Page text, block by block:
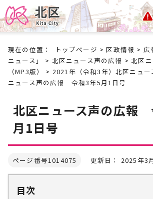
現在の位置： トップページ >区政情報 > 広
ニュース」
> 北区ニュース声の広報 >北区
（MP3版）
> 2021年（令和3年）北区ニュー
ニュース声の広報 令和3年5月1日号
北区ニュース声の広報
月1日号
ページ番号1014075 更新日： 2025年3
目次